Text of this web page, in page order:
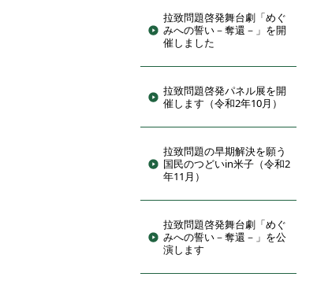
拉致問題啓発舞台劇「めぐ
みへの誓い－奪還－」を開
催しました
拉致問題啓発パネル展を開
催します（令和2年10月）
拉致問題の早期解決を願う
国民のつどいin米子（令和2
年11月）
拉致問題啓発舞台劇「めぐ
みへの誓い－奪還－」を公
演します